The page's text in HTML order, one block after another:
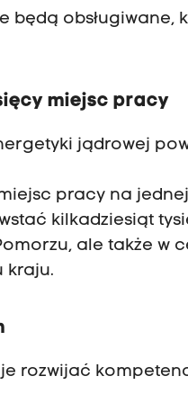
będą obsługiwane,
miejsc pracy
jądrowej
pracy na
kilkadziesiąt
ale także w
kraju.
rozwijać